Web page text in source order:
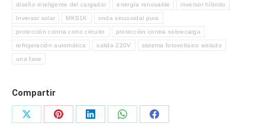
VA
24
VDC
MARCA
CARSPA
cantidad
diseño inteligente del cargador energía renovable inversor híbrido
Inversor solar MKS1K onda sinusoidal pura
protección contra corto circuito protección contra sobrecarga
refrigeración automática salida 220V sistema fotovoltaico aislado
una fase
Compartir
Share
Share
Share
Share
Share